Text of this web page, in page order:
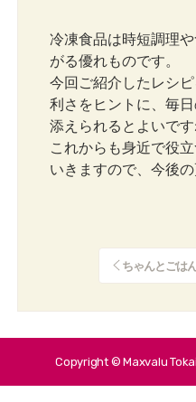
冷凍食品は時短調理
がる優れものです。
今回ご紹介したレシ
利さをヒントに、毎
添えられるとよいです
これからも身近で役
いきますので、今後
ちゃんとごは
Copyright © Maxvalu